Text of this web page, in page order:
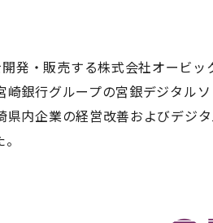
発・販売する株式会社オービ
銀行グループの宮銀デジタル
内企業の経営改善およびデジ